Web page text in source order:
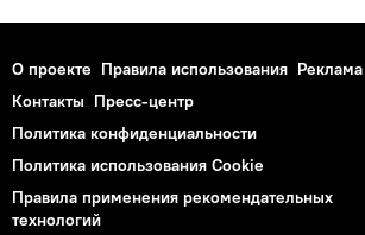
О проекте Правила использования Реклама
Контакты Пресс-центр
Политика конфиденциальности
Политика использования Cookie
Правила применения рекомендательных
технологий